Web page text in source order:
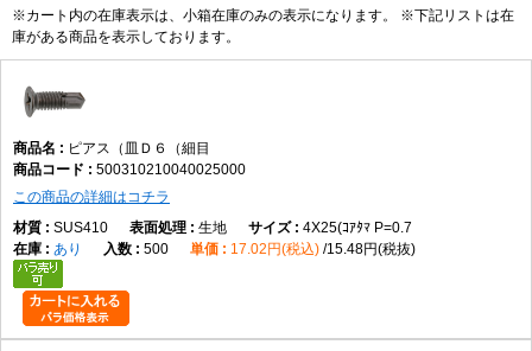
※カート内の在庫表示は、小箱在庫のみの表示になります。 ※下記リストは在
庫がある商品を表示しております。
ピアス（皿Ｄ６（細目
500310210040025000
この商品の詳細はコチラ
SUS410
生地
4X25(ｺｱﾀﾏ P=0.7
あり
500 17.02円(税込) 15.48円(税抜)